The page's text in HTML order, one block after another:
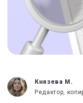
Князева М.
Редактор,